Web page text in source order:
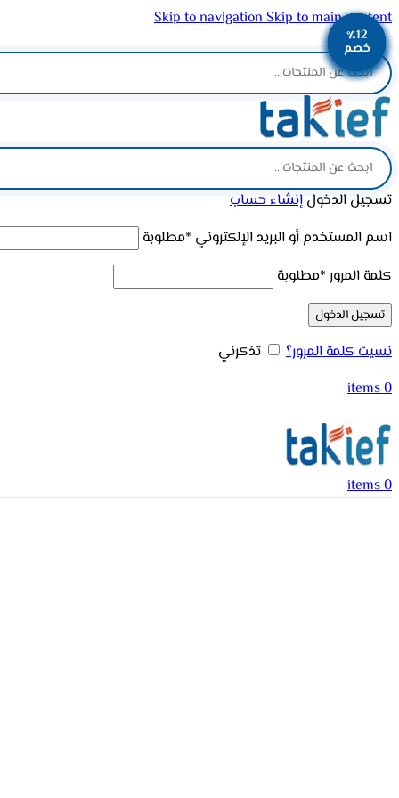
Skip to navigationSkip to main content
ADD ANYTHING HERE OR JUST REMOVE IT…
تسجيل الدخول إنشاء حساب
اسم المستخدم أو البريد الإلكتروني *مطلوبة
كلمة المرور *مطلوبة
تسجيل الدخول
نسيت كلمة المرور؟
تذكرني
0
items
0
items
٪12
خصم
٪13
خصم
٪12
خصم
٪11
خصم
٪11
خصم
٪13
خصم
٪12
خصم
٪12
خصم
٪12
خصم